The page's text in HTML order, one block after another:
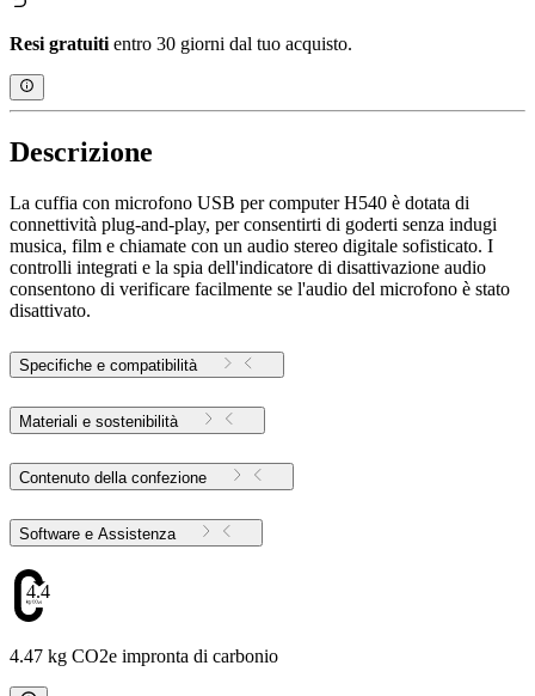
Resi gratuiti entro 30 giorni dal tuo acquisto.
Descrizione
La cuffia con microfono USB per computer H540 è dotata di
connettività plug-and-play, per consentirti di goderti senza indugi
musica, film e chiamate con un audio stereo digitale sofisticato. I
controlli integrati e la spia dell'indicatore di disattivazione audio
consentono di verificare facilmente se l'audio del microfono è stato
disattivato.
Specifiche e compatibilità
Materiali e sostenibilità
Contenuto della confezione
Software e Assistenza
4.47
4.47 kg CO2e impronta di carbonio